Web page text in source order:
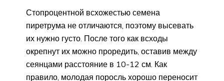
Стопроцентной всхожестью семена
пиретрума не отличаются, поэтому высевать
их нужно густо. После того как всходы
окрепнут их можно проредить, оставив между
сеянцами расстояние в 10-12 см. Как
правило, молодая поросль хорошо переносит